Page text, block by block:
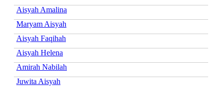
Aisyah Amalina
Maryam Aisyah
Aisyah Faqihah
Aisyah Helena
Amirah Nabilah
Juwita Aisyah